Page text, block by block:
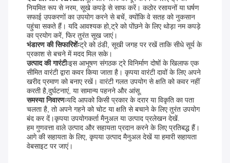
नियमित रूप से नरम, सूखे कपड़े से साफ करें। कठोर रसायनों या घर्षण
सफाई उपकरणों का उपयोग करने से बचें, क्योंकि वे सतह को नुकसान
पहुंचा सकते हैं। यदि आवश्यक हो,ट्रे को पोंछने के लिए थोड़ा नम कपड़े
का प्रयोग करें, फिर तुरंत सूख जाएं।
भंडारण की सिफारिशेंःट्रे को ठंडी, सूखी जगह पर रखें ताकि सीधे सूर्य के
प्रकाश से बचने में मदद मिल सके।
उत्पाद की गारंटीःइस आभूषण संगठक ट्रे विनिर्माण दोषों के खिलाफ एक
सीमित वारंटी द्वारा कवर किया जाता है। कृपया वारंटी दावों के लिए अपने
खरीद प्रमाण को बनाए रखें। वारंटी गलत उपयोग से क्षति को कवर नहीं
करती है,दुर्घटनाएं, या सामान्य पहनने और आंसू.
समस्या निवारणःयदि आपको किसी प्रकार के दरार या विकृति का पता
चलता है, तो अपने गहने को चोट या क्षति से बचाने के लिए तुरंत उपयोग
बंद कर दें।कृपया उपयोगकर्ता मैनुअल या उत्पाद प्रलेखन देखें.
हम गुणवत्ता वाले उत्पाद और सहायता प्रदान करने के लिए प्रतिबद्ध हैं।
आगे की सहायता के लिए, कृपया उत्पाद मैनुअल देखें या हमारी सहायता
वेबसाइट पर जाएं।